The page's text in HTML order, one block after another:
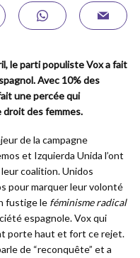
le parti populiste Vox a fait
Avec 10% des
une percée qui
droit des femmes.
de la campagne
et Izquierda Unida l’ont
coalition. Unidos
pour marquer leur volonté
fustige le féminisme radical
espagnole. Vox qui
porte haut et fort ce rejet.
de “reconquête” et a